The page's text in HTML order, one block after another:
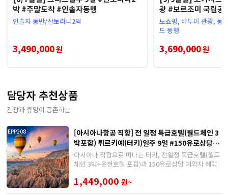
박 #주말도착 #인솔자동행
인솔자 동반/산토리니2박
3,490,000원
광 #보르조미 국립
가이드동행
노쇼핑, 바투미 관광, 동
드 동행
3,690,000원
담당자 추천상품
관광과 휴양이 공존하는
EPP208
[아시아나항공 직항] 전 일정 특급호텔(월드체인 3
박포함) 튀르키예(터키)일주 9일 #150유로상당예
약자혜택, 11대특식
아시아나 직항으로 떠나는 터키, 전일정 특급호텔(월드
체인 3박+온천호텔 포함)과 150유로상당 예약자 혜택
1,449,000 원~